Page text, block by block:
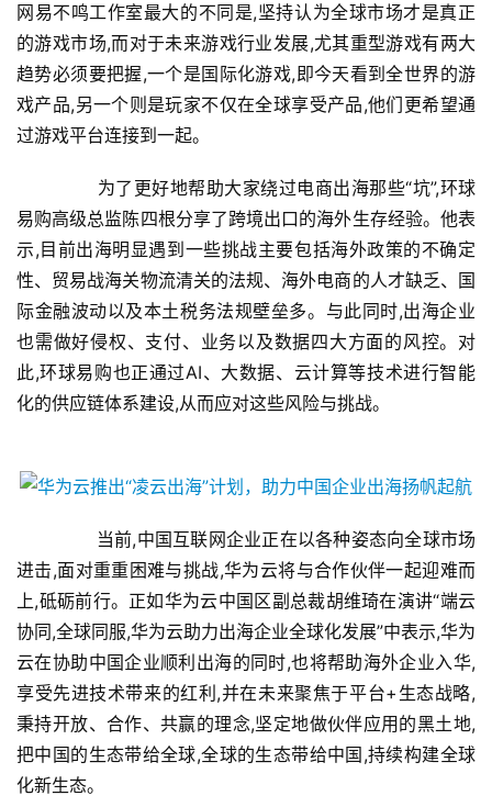
融
互
联
网
乐
综
艺
房
产
家
具
母
婴
女
性
时
尚
健
康
网易不鸣工作室最大的不同是,坚持认为全球市场才是真正
的游戏市场,而对于未来游戏行业发展,尤其重型游戏有两大
趋势必须要把握,一个是国际化游戏,即今天看到全世界的游
戏产品,另一个则是玩家不仅在全球享受产品,他们更希望通
过游戏平台连接到一起。
易购高级总监陈四根分享了跨境出口的海外生存经验。他表
示,目前出海明显遇到一些挑战主要包括海外政策的不确定
性、贸易战海关物流清关的法规、海外电商的人才缺乏、国
际金融波动以及本土税务法规壁垒多。与此同时,出海企业
也需做好侵权、支付、业务以及数据四大方面的风控。对
此,环球易购也正通过AI、大数据、云计算等技术进行智能
化的供应链体系建设,从而应对这些风险与挑战。
进击,面对重重困难与挑战,华为云将与合作伙伴一起迎难而
上,砥砺前行。正如华为云中国区副总裁胡维琦在演讲“端云
协同,全球同服,华为云助力出海企业全球化发展”中表示,华为
云在协助中国企业顺利出海的同时,也将帮助海外企业入华,
享受先进技术带来的红利,并在未来聚焦于平台+生态战略,
秉持开放、合作、共赢的理念,坚定地做伙伴应用的黑土地,
把中国的生态带给全球,全球的生态带给中国,持续构建全球
化新生态。